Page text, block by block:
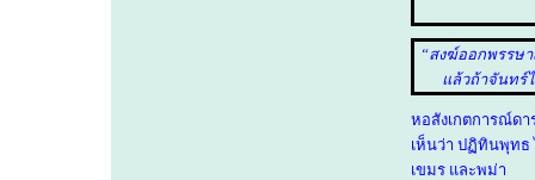
“สงฆ์ออกพรรษา
แล้วถ้าจันทร์
หอสังเกตการณ์ด
เห็นว่า ปฏิทินพุทธ
เขมร และพม่า